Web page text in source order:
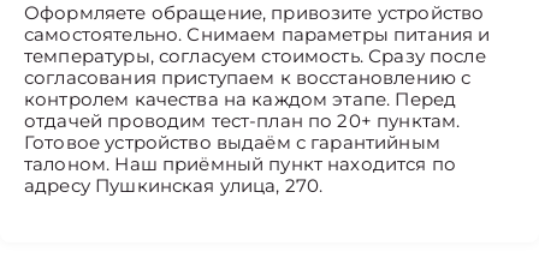
Оформляете обращение, привозите устройство
самостоятельно. Снимаем параметры питания и
температуры, согласуем стоимость. Сразу после
согласования приступаем к восстановлению с
контролем качества на каждом этапе. Перед
отдачей проводим тест-план по 20+ пунктам.
Готовое устройство выдаём с гарантийным
талоном. Наш приёмный пункт находится по
адресу Пушкинская улица, 270.